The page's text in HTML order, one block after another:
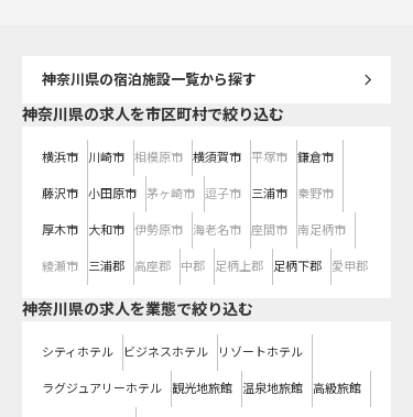
神奈川県の宿泊施設一覧から探す
神奈川県の求人を市区町村で絞り込む
横浜市 川崎市 相模原市 横須賀市 平塚市 鎌倉市
藤沢市 小田原市 茅ヶ崎市 逗子市 三浦市 秦野市
厚木市 大和市 伊勢原市 海老名市 座間市 南足柄市
綾瀬市 三浦郡 高座郡 中郡 足柄上郡 足柄下郡 愛甲郡
神奈川県の求人を業態で絞り込む
シティホテル ビジネスホテル リゾートホテル
ラグジュアリーホテル 観光地旅館 温泉地旅館 高級旅館